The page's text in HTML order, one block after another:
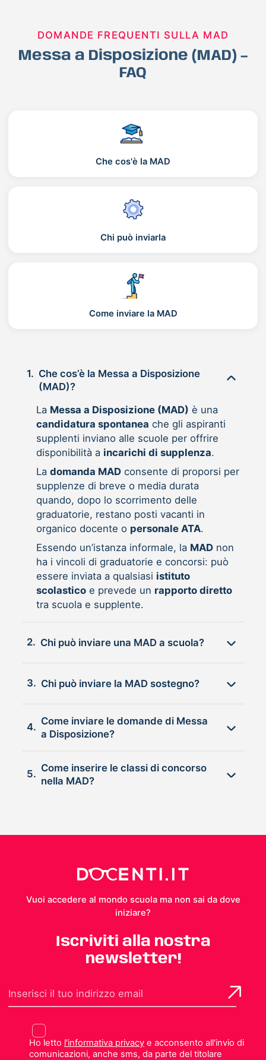
DOMANDE FREQUENTI SULLA MAD
Messa a Disposizione (MAD) –
FAQ
Che cos'è la MAD
Chi può inviarla
Come inviare la MAD
1. Che cos’è la Messa a Disposizione
(MAD)?
La Messa a Disposizione (MAD) è una
candidatura spontanea che gli aspiranti
supplenti inviano alle scuole per offrire
disponibilità a incarichi di supplenza.
La domanda MADconsente di proporsi per
supplenze di breve o media durata
quando, dopo lo scorrimento delle
graduatorie, restano posti vacanti in
organico docente o personale ATA.
Essendo un’istanza informale, la MADnon
ha i vincoli di graduatorie e concorsi: può
essere inviata a qualsiasi istituto
scolasticoe prevede un rapporto diretto
tra scuola e supplente.
2. Chi può inviare una MAD a scuola?
3. Chi può inviare la MAD sostegno?
4.
Come inviare le domande di Messa
a Disposizione?
5.
Come inserire le classi di concorso
nella MAD?
Vuoi accedere al mondo scuola ma non sai da dove
iniziare?
Iscriviti alla nostra
newsletter!
Ho letto l'informativa privacye acconsento all'invio di
comunicazioni, anche sms, da parte del titolare